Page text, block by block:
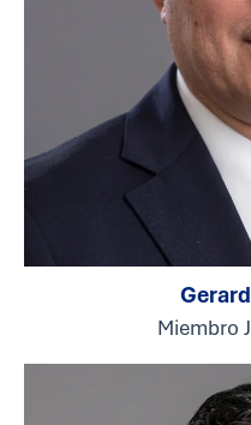
Miembro